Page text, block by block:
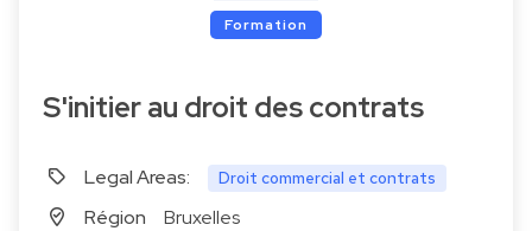
S'initier au droit des contrats
Legal Areas: Droit commercial et contrats
Région Bruxelles
Formation